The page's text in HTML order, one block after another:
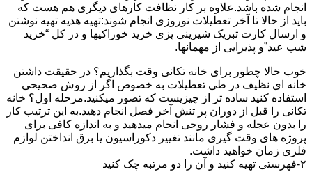
انجام شده باشد.علاوه بر کار نظافت کارهای دیگری هم هست که
باید از حالا تا آخر تعطیلات نوروزی انجام شوند:تهیه هدیه تهیه نوشتن
و ارسال کارت تبریک شیرینی پزی خرید خوراکیها و در کل “خرید
شب عید”و پذیرایی از مهمانها.
خوب حالا چطور برای خانه تکانی وقت بگذاریم؟ در حقیقت داشتن
خانه ای نظیف در طی تعطیلات به خصوص اگر از روش صحیحی
استفاده کنید ساده تر از چیزیست که تصور میکنید.مرحله اول؟ خانه
تکانی را قبل از دوران پر تنش آخر فصل انجام دهید.به این ترتیب کار
را بدون عجله و فشار روحی انجام میدهید و به اندازه کافی برای
پروژه های وقت گیری مانند تغییر دکوراسیون یا برق انداختن لوازم
فلزی زمان خواهید داشت.
۲-فهرستی تهیه کنید و آن را دو مرتبه چک کنید